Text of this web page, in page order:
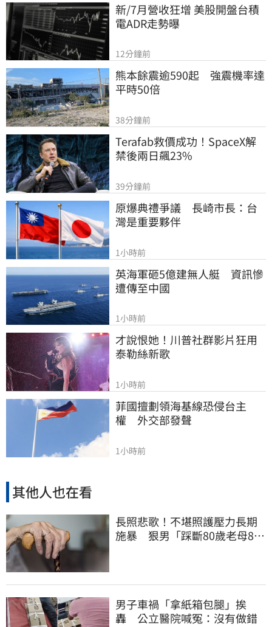
新/7月營收狂增 美股開盤台積
電ADR走勢曝
12分鐘前
熊本餘震逾590起　強震機率達
平時50倍
38分鐘前
Terafab救價成功！SpaceX解
禁後兩日飆23%
39分鐘前
原爆典禮爭議　長崎市長：台
灣是重要夥伴
1小時前
英海軍砸5億建無人艇　資訊慘
遭傳至中國
1小時前
才說恨她！川普社群影片狂用
泰勒絲新歌
1小時前
菲國擅劃領海基線恐侵台主
權　外交部發聲
1小時前
其他人也在看
長照悲歌！不堪照護壓力長期
施暴 狠男「踩斷80歲老母8根
男子車禍「拿紙箱包腿」挨
轟 公立醫院喊冤：沒有做錯